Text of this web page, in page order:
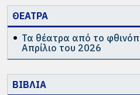
ΘΕΑΤΡΑ
Τα θέατρα από το
Απρίλιο του 2026
ΒΙΒΛΙΑ